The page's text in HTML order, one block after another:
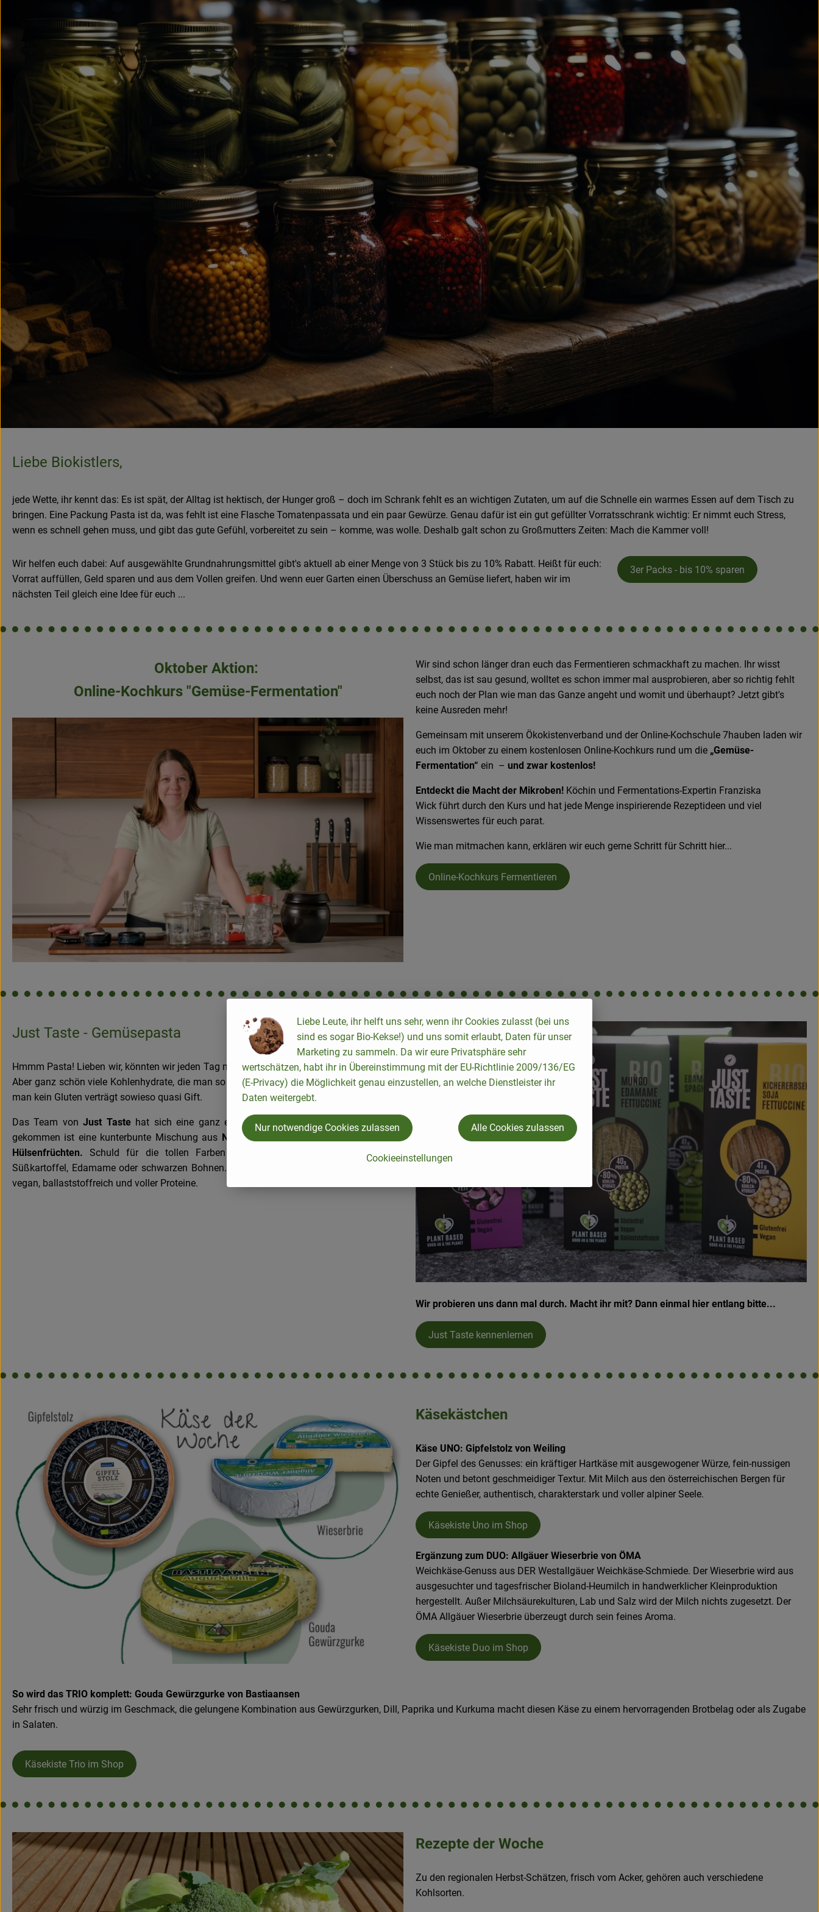
Liebe Biokistlers,
jede Wette, ihr kennt das: Es ist spät, der Alltag ist hektisch, der Hunger groß – doch im Schrank fehlt es an wichtigen Zutaten, um auf die Schnelle ein warmes Essen auf dem Tisch zu
bringen. Eine Packung Pasta ist da, was fehlt ist eine Flasche Tomatenpassata und ein paar Gewürze. Genau dafür ist ein gut gefüllter Vorratsschrank wichtig: Er nimmt euch Stress,
wenn es schnell gehen muss, und gibt das gute Gefühl, vorbereitet zu sein – komme, was wolle. Deshalb galt schon zu Großmutters Zeiten: Mach die Kammer voll!
Wir helfen euch dabei: Auf ausgewählte Grundnahrungsmittel gibt's aktuell ab einer Menge von 3 Stück bis zu 10% Rabatt. Heißt für euch:
Vorrat auffüllen, Geld sparen und aus dem Vollen greifen. Und wenn euer Garten einen Überschuss an Gemüse liefert, haben wir im
nächsten Teil gleich eine Idee für euch ...
3er Packs - bis 10% sparen
Oktober Aktion:
Online-Kochkurs "Gemüse-Fermentation"
Wir sind schon länger dran euch das Fermentieren schmackhaft zu machen. Ihr wisst
selbst, das ist sau gesund, wolltet es schon immer mal ausprobieren, aber so richtig fehlt
euch noch der Plan wie man das Ganze angeht und womit und überhaupt? Jetzt gibt's
keine Ausreden mehr!
Gemeinsam mit unserem Ökokistenverband und der Online-Kochschule 7hauben laden wir
euch im Oktober zu einem kostenlosen Online-Kochkurs rund um die „Gemüse-
Fermentation“ ein – und zwar kostenlos!
Entdeckt die Macht der Mikroben! Köchin und Fermentations-Expertin Franziska
Wick führt durch den Kurs und hat jede Menge inspirierende Rezeptideen und viel
Wissenswertes für euch parat.
Wie man mitmachen kann, erklären wir euch gerne Schritt für Schritt hier...
Online-Kochkurs Fermentieren
Just Taste - Gemüsepasta
Hmmm Pasta! Lieben wir, könnten wir jeden Tag mindestens zwei Teller voll von verputzen.
Aber ganz schön viele Kohlenhydrate, die man so in sich hineinschaufeln würde und wenn
man kein Gluten verträgt sowieso quasi Gift.
Das Team vonJust Tastehat sich eine ganz einfache Lösung überlegt. Dabei heraus
gekommen ist eine kunterbunte Mischung aus Nudeln auf Basis von Gemüse und/oder
Hülsenfrüchten. Schuld für die tollen Farben sind die tollen Inhaltsstoffe wie lila
Süßkartoffel, Edamame oder schwarzen Bohnen. Ganz nebenbei ist die Pasta auch noch
vegan, ballaststoffreich und voller Proteine.
Wir probieren uns dann mal durch. Macht ihr mit? Dann einmal hier entlang bitte...
Just Taste kennenlernen
Käsekästchen
Käse UNO: Gipfelstolz von Weiling
Der Gipfel des Genusses: ein kräftiger Hartkäse mit ausgewogener Würze, fein-nussigen
Noten und betont geschmeidiger Textur. Mit Milch aus den österreichischen Bergen für
echte Genießer, authentisch, charakterstark und voller alpiner Seele.
Käsekiste Uno im Shop
Ergänzung zum DUO: Allgäuer Wieserbrie von ÖMA
Weichkäse-Genuss aus DER Westallgäuer Weichkäse-Schmiede. Der Wieserbrie wird aus
ausgesuchter und tagesfrischer Bioland-Heumilch in handwerklicher Kleinproduktion
hergestellt. Außer Milchsäurekulturen, Lab und Salz wird der Milch nichts zugesetzt. Der
ÖMA Allgäuer Wieserbrie überzeugt durch sein feines Aroma.
Käsekiste Duo im Shop
So wird das TRIO komplett: Gouda Gewürzgurke von Bastiaansen
Sehr frisch und würzig im Geschmack, die gelungene Kombination aus Gewürzgurken, Dill, Paprika und Kurkuma macht diesen Käse zu einem hervorragenden Brotbelag oder als Zugabe
in Salaten.
Käsekiste Trio im Shop
Rezepte der Woche
Zu den regionalen Herbst-Schätzen, frisch vom Acker, gehören auch verschiedene
Kohlsorten.
Liebe Leute, ihr helft uns sehr, wenn ihr Cookies zulasst (bei uns
sind es sogar Bio-Kekse!) und uns somit erlaubt, Daten für unser
Marketing zu sammeln. Da wir eure Privatsphäre sehr
wertschätzen, habt ihr in Übereinstimmung mit der EU-Richtlinie 2009/136/EG
(E-Privacy) die Möglichkeit genau einzustellen, an welche Dienstleister ihr
Daten weitergebt.
Cookieeinstellungen
Nur notwendige Cookies zulassen Alle Cookies zulassen